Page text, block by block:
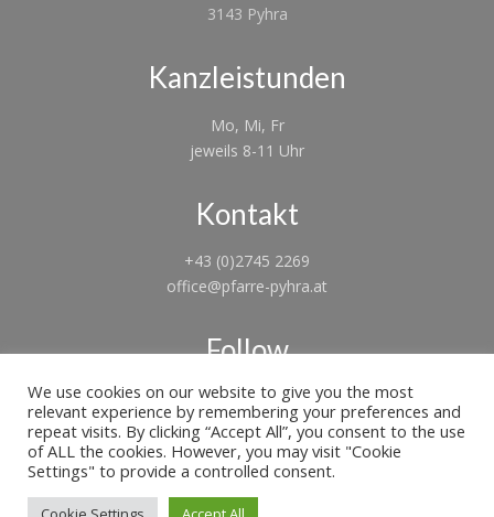
3143 Pyhra
Kanzleistunden
Mo, Mi, Fr
jeweils 8-11 Uhr
Kontakt
+43 (0)2745 2269
office@pfarre-pyhra.at
Follow
Folgen Folgen
We use cookies on our website to give you the most
relevant experience by remembering your preferences and
repeat visits. By clicking “Accept All”, you consent to the use
of ALL the cookies. However, you may visit "Cookie
Settings" to provide a controlled consent.